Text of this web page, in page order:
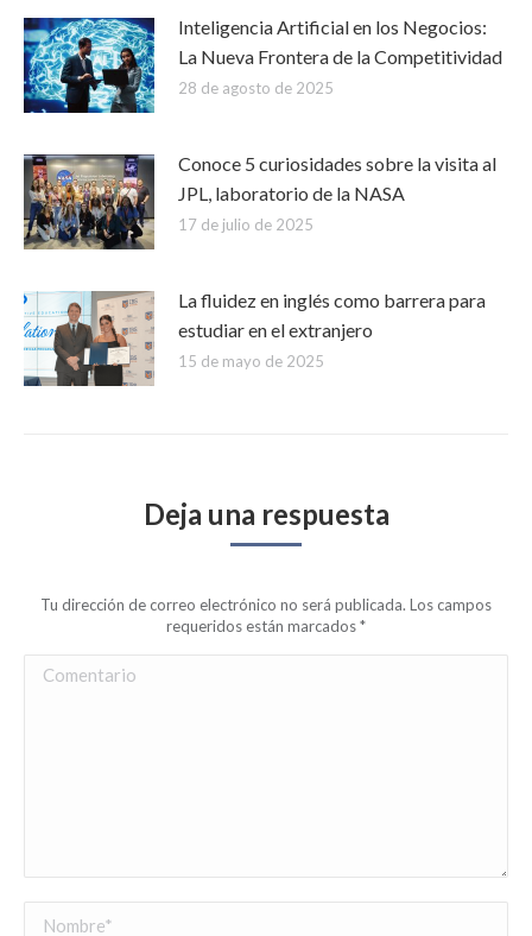
Inteligencia Artificial en los Negocios:
La Nueva Frontera de la Competitividad
28 de agosto de 2025
Conoce 5 curiosidades sobre la visita al
JPL, laboratorio de la NASA
17 de julio de 2025
La fluidez en inglés como barrera para
estudiar en el extranjero
15 de mayo de 2025
Deja una respuesta
Tu dirección de correo electrónico no será publicada. Los campos
requeridos están marcados*
Comentario
Nombre *